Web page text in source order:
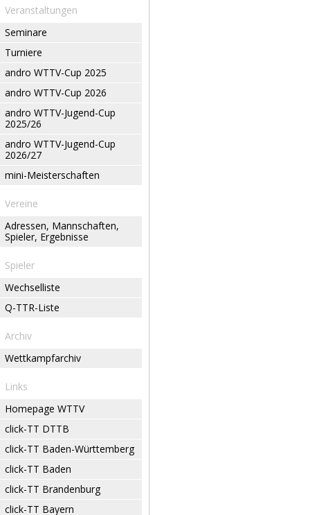
Veranstaltungen
Seminare
Turniere
andro WTTV-Cup 2025
andro WTTV-Cup 2026
andro WTTV-Jugend-Cup
2025/26
andro WTTV-Jugend-Cup
2026/27
mini-Meisterschaften
Vereine
Adressen, Mannschaften,
Spieler, Ergebnisse
Spieler
Wechselliste
Q-TTR-Liste
Archiv
Wettkampfarchiv
Links
Homepage WTTV
click-TT DTTB
click-TT Baden-Württemberg
click-TT Baden
click-TT Brandenburg
click-TT Bayern